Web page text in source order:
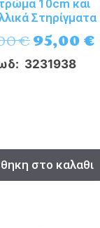
10cm και
Στηρίγματα
€95,00€
3231938
στο καλαθι